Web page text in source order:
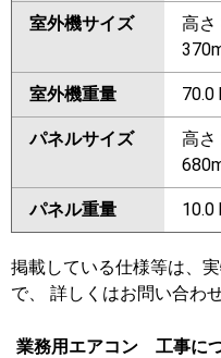
室外機サイズ
高さ
室外機重量 70.0
パネルサイズ
高さ
パネル重量 10.0
掲載している仕様等は、
で、 詳しくはお問い合わ
業務用エアコン 工事に